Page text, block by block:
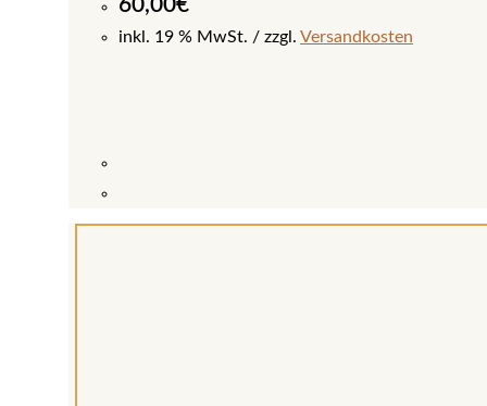
60,00€
inkl. 19 % MwSt. zzgl. Versandkosten